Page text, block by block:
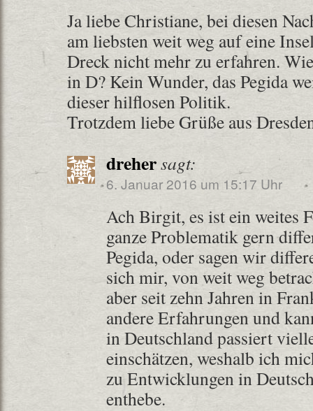
Ja liebe Christiane, bei diesen
am liebsten weit weg auf eine
Dreck nicht mehr zu erfahren.
in D? Kein Wunder, das Pegida
dieser hilflosen Politik.
Trotzdem liebe Grüße aus
drehersagt:
6. Januar 2016 um 15:17 Uhr
Ach Birgit, es ist ein weites
ganze Problematik gern
Pegida, oder sagen wir
sich mir, von weit weg
aber seit zehn Jahren in
andere Erfahrungen und
in Deutschland passiert
einschätzen, weshalb ich
zu Entwicklungen in
enthebe.